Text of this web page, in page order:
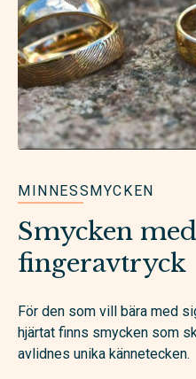
MINNESSMYCKEN
Smycken
fingeravtryck
För den som vill bära med
hjärtat finns smycken som
avlidnes unika kännetecken.